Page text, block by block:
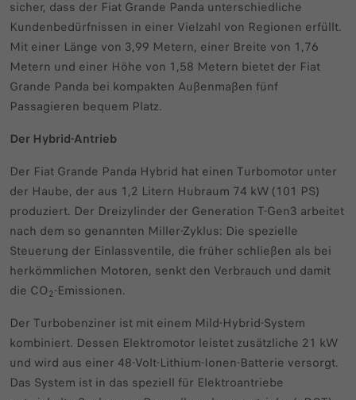
sicher, dass der Fiat Grande Panda unterschiedliche
Kundenbedürfnissen in einer Vielzahl von Regionen erfüllt.
Mit einer Länge von 3,99 Metern, einer Breite von 1,76
Metern und einer Höhe von 1,58 Metern bietet der Fiat
Grande Panda bei kompakten Außenmaßen fünf
Passagieren bequem Platz.
Der Hybrid-Antrieb
Der Fiat Grande Panda Hybrid hat einen Turbomotor unter
der Haube, der aus 1,2 Litern Hubraum 74 kW (101 PS)
produziert. Der Dreizylinder der Generation T-Gen3 arbeitet
nach dem so genannten Miller-Zyklus: Die spezielle
Steuerung der Einlassventile, die früher schließen als bei
herkömmlichen Motoren, senkt den Verbrauch und damit
die CO2-Emissionen.
Der Turbobenziner ist mit einem Mild-Hybrid-System
kombiniert. Dessen Elektromotor leistet zusätzliche 21 kW
und wird aus einer 48-Volt-Lithium-Ionen-Batterie versorgt.
Das System ist in das speziell für Elektroantriebe